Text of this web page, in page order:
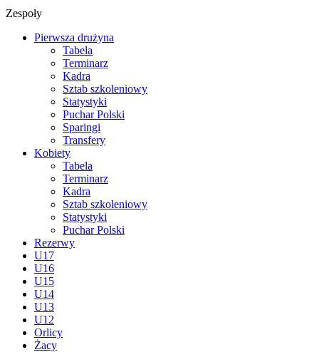
Zespoły
Pierwsza drużyna
Tabela
Terminarz
Kadra
Sztab szkoleniowy
Statystyki
Puchar Polski
Sparingi
Transfery
Kobiety
Tabela
Terminarz
Kadra
Sztab szkoleniowy
Statystyki
Puchar Polski
Rezerwy
U17
U16
U15
U14
U13
U12
Orlicy
Żacy